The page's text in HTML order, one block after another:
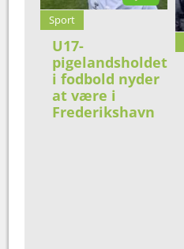
Sport
U17-
pigelandsholdet
i fodbold nyder
at være i
Frederikshavn